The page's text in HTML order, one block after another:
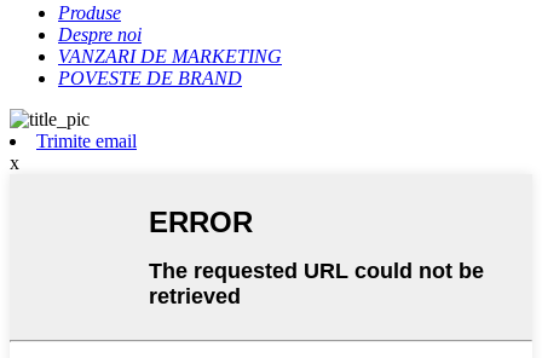
Produse
Despre noi
VANZARI DE MARKETING
POVESTE DE BRAND
Trimite email
x